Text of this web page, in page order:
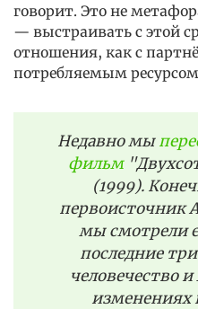
говорит. Это не
— выстраивать с этой
отношения, как с
потребляемым
Недавно мы
фильм
(1999).
первоисточник
мы смотрели
последние
человечество
изменениях